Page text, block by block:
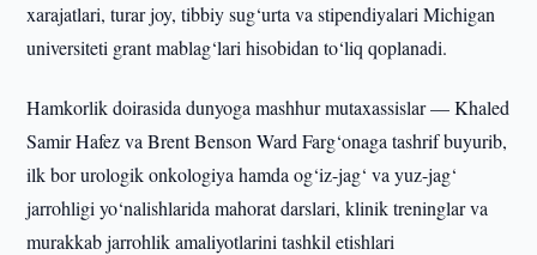
xarajatlari, turar joy, tibbiy sug‘urta va stipendiyalari Michigan
universiteti grant mablag‘lari hisobidan to‘liq qoplanadi.
Hamkorlik doirasida dunyoga mashhur mutaxassislar — Khaled
Samir Hafez va Brent Benson Ward Farg‘onaga tashrif buyurib,
ilk bor urologik onkologiya hamda og‘iz-jag‘ va yuz-jag‘
jarrohligi yo‘nalishlarida mahorat darslari, klinik treninglar va
murakkab jarrohlik amaliyotlarini tashkil etishlari